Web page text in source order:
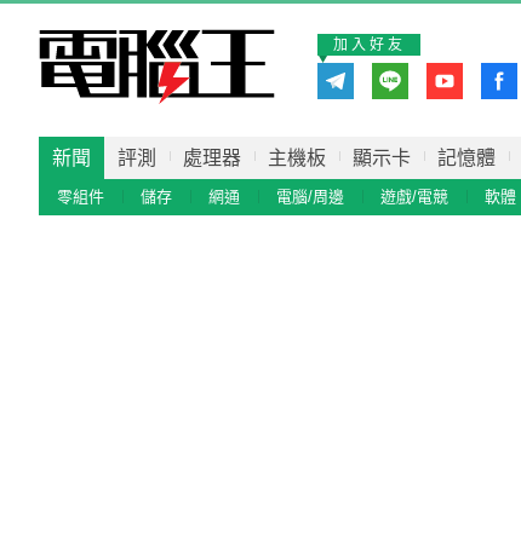
加入好友
新聞 評測 處理器 主機板 顯示卡 記憶體
零組件 儲存 網通 電腦/周邊 遊戲/電競 軟體